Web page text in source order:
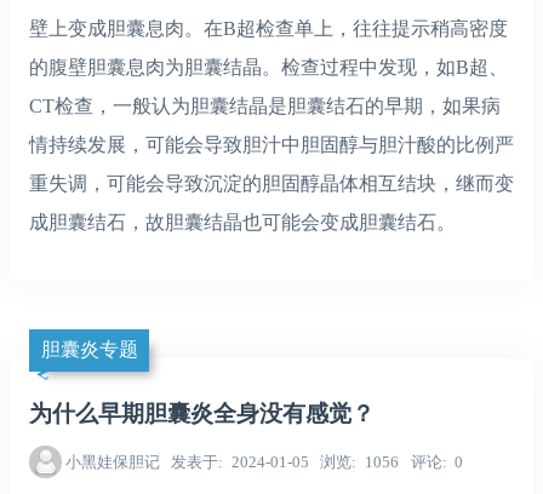
壁上变成胆囊息肉。在B超检查单上，往往提示稍高密度
的腹壁胆囊息肉为胆囊结晶。检查过程中发现，如B超、
CT检查，一般认为胆囊结晶是胆囊结石的早期，如果病
情持续发展，可能会导致胆汁中胆固醇与胆汁酸的比例严
重失调，可能会导致沉淀的胆固醇晶体相互结块，继而变
成胆囊结石，故胆囊结晶也可能会变成胆囊结石。
胆囊炎专题
为什么早期胆囊炎全身没有感觉？
小黑娃保胆记 发表于 2024-01-05 浏览 1056 评论 0